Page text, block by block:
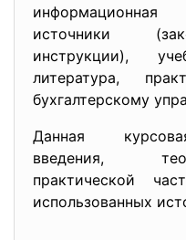
источники
инструкции),
литература,
бухгалтерскому
Данная
введения,
практической
использованных